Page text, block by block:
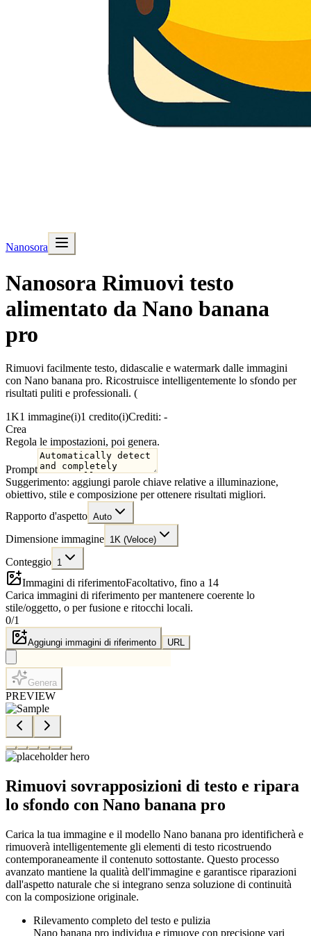
Nanosora
Nanosora Rimuovi testo
alimentato da Nano banana
pro
Rimuovi facilmente testo, didascalie e watermark dalle immagini
con Nano banana pro. Ricostruisce intelligentemente lo sfondo per
risultati puliti e professionali. (
1K1 immagine(i)1 credito(i)Crediti: -
Crea
Regola le impostazioni, poi genera.
Prompt
Suggerimento: aggiungi parole chiave relative a illuminazione,
obiettivo, stile e composizione per ottenere risultati migliori.
Rapporto d'aspetto Auto
Dimensione immagine 1K (Veloce)
Conteggio 1
Immagini di riferimentoFacoltativo, fino a 14
Carica immagini di riferimento per mantenere coerente lo
stile/oggetto, o per fusione e ritocchi locali.
0/1
Aggiungi immagini di riferimento URL
Genera
PREVIEW
Rimuovi sovrapposizioni di testo e ripara
lo sfondo con Nano banana pro
Carica la tua immagine e il modello Nano banana pro identificherà e
rimuoverà intelligentemente gli elementi di testo ricostruendo
contemporaneamente il contenuto sottostante. Questo processo
avanzato mantiene la qualità dell'immagine e garantisce riparazioni
dall'aspetto naturale che si integrano senza soluzione di continuità
con la composizione originale.
Rilevamento completo del testo e pulizia
Nano banana pro individua e rimuove con precisione vari